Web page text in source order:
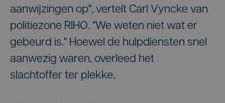
aanwijzingen op", vertelt Carl Vyncke van
politiezone RIHO. "We weten niet wat er
gebeurd is." Hoewel de hulpdiensten snel
aanwezig waren, overleed het
slachtoffer ter plekke.